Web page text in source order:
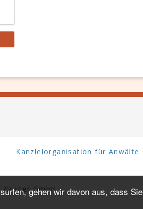
gehen wir davon aus, dass Sie
Kanzleiorganisation für Anwälte
GmbH.